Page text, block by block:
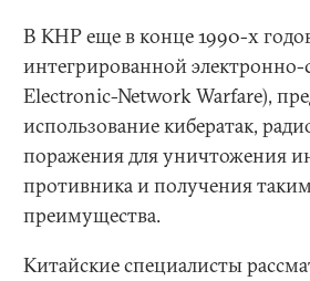
В КНР еще в конце 1990-х
интегрированной
Electronic-Network Warfare),
использование кибератак,
поражения для уничтожения
противника и получения
преимущества.
Китайские специалисты